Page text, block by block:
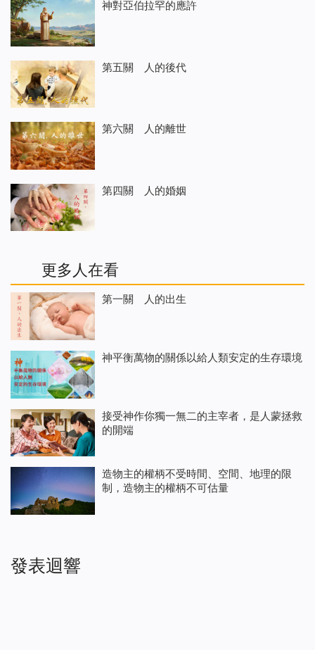
神對亞伯拉罕的應許
第五關 人的後代
第六關 人的離世
第四關 人的婚姻
更多人在看
第一關 人的出生
神平衡萬物的關係以給人類安定的生存環境
接受神作你獨一無二的主宰者，是人蒙拯救
的開端
造物主的權柄不受時間、空間、地理的限
制，造物主的權柄不可估量
發表迴響